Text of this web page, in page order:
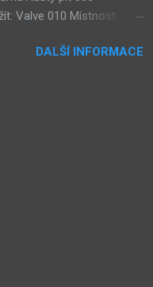
Valve 010 Místnost
Teorie karmy (Pyro
DALŠÍ INFORMACE